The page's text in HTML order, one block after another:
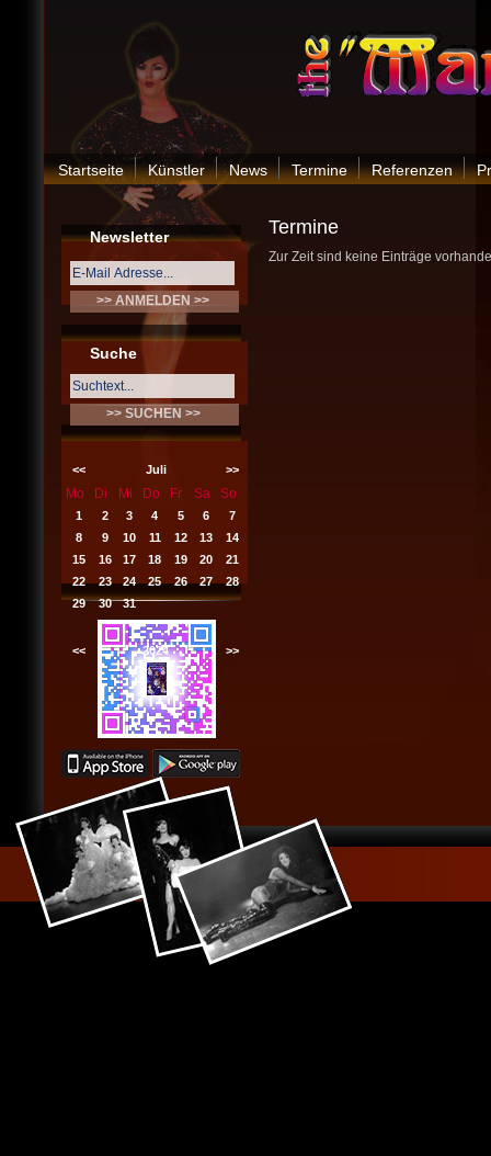
Startseite Künstler News Termine Referenzen
Newsletter
Suche
<< Juli >>
Mo Di Mi Do Fr Sa So
1 2 3 4 5 6
7
8
9 10 11 12 13
14
15
16 17 18 19 20
21
22
23 24 25 26 27
28
29
30 31
<< 2024 >>
Termine
Zur Zeit sind keine Einträge